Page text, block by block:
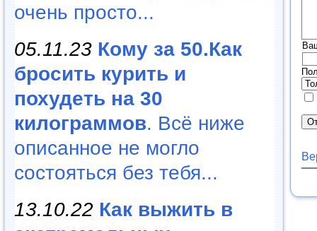
очень просто...
05.11.23 Кому за 50.Как
бросить курить и
похудеть на 30
килограммов. Всё ниже
описанное не могло
состояться без тебя...
13.10.22 Как выжить в